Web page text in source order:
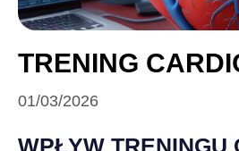
TRENING
01/03/2026
WPŁYW TRENINGU